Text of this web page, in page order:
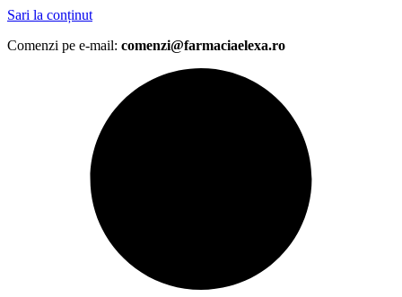
Sari la conținut
Comenzi pe e-mail: comenzi@farmaciaelexa.ro